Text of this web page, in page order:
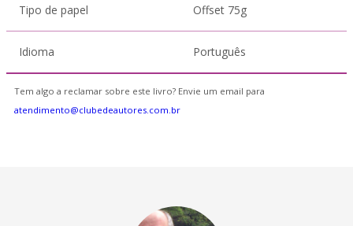
Tipo de papel Offset 75g
Idioma Português
Tem algo a reclamar sobre este livro? Envie um email para
atendimento@clubedeautores.com.br